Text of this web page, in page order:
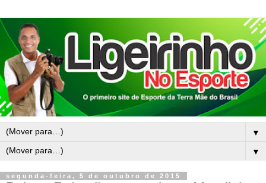
▼
▼
segunda-feira, 5 de outubro de 2015